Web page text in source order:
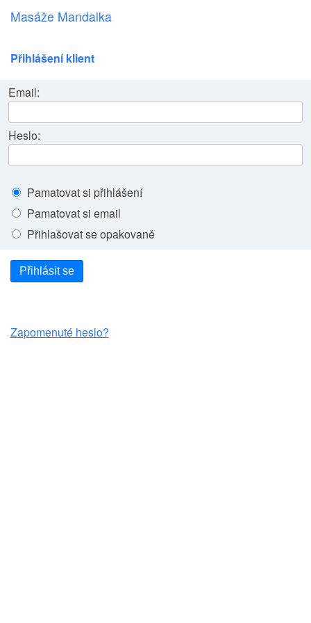
Masáže Mandalka
Přihlášení klient
Email:
Heslo:
Pamatovat si přihlášení
Pamatovat si email
Přihlašovat se opakovaně
Přihlásit se
Zapomenuté heslo?